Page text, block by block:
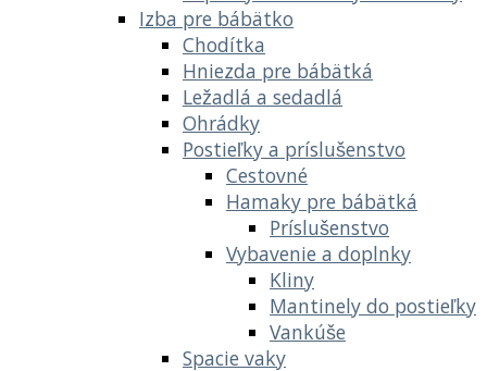
Izba pre bábätko
Chodítka
Hniezda pre bábätká
Ležadlá a sedadlá
Ohrádky
Postieľky a príslušenstvo
Cestovné
Hamaky pre bábätká
Príslušenstvo
Vybavenie a doplnky
Kliny
Mantinely do postieľky
Vankúše
Spacie vaky